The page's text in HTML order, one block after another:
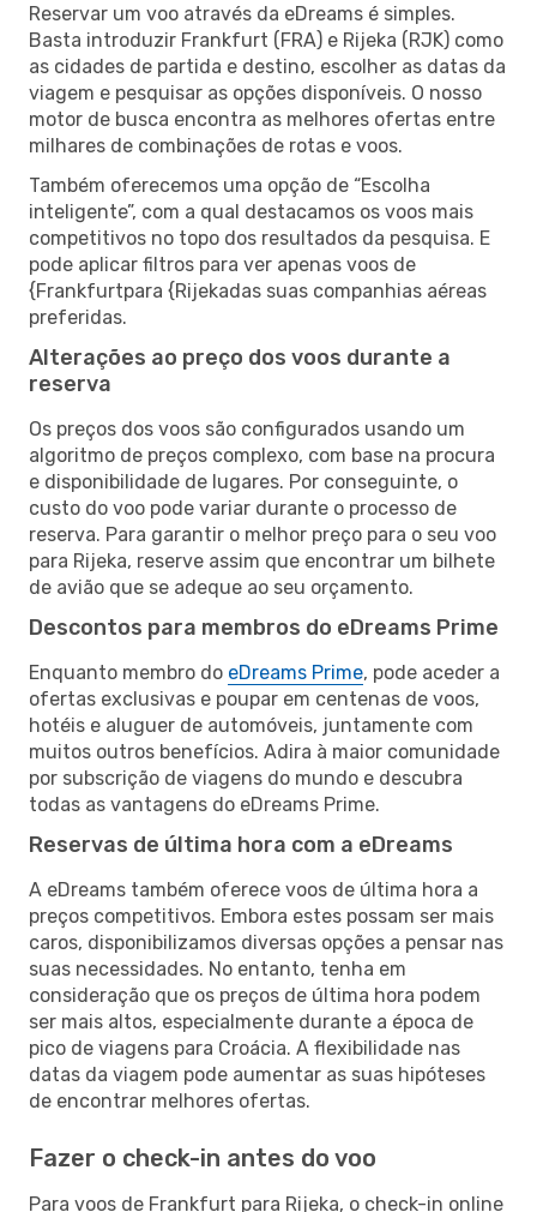
Reservar um voo através da eDreams é simples.
Basta introduzir Frankfurt (FRA) e Rijeka (RJK) como
as cidades de partida e destino, escolher as datas da
viagem e pesquisar as opções disponíveis. O nosso
motor de busca encontra as melhores ofertas entre
milhares de combinações de rotas e voos.
Também oferecemos uma opção de “Escolha
inteligente”, com a qual destacamos os voos mais
competitivos no topo dos resultados da pesquisa. E
pode aplicar filtros para ver apenas voos de
{Frankfurtpara {Rijekadas suas companhias aéreas
preferidas.
Alterações ao preço dos voos durante a
reserva
Os preços dos voos são configurados usando um
algoritmo de preços complexo, com base na procura
e disponibilidade de lugares. Por conseguinte, o
custo do voo pode variar durante o processo de
reserva. Para garantir o melhor preço para o seu voo
para Rijeka, reserve assim que encontrar um bilhete
de avião que se adeque ao seu orçamento.
Descontos para membros do eDreams Prime
Enquanto membro do eDreams Prime, pode aceder a
ofertas exclusivas e poupar em centenas de voos,
hotéis e aluguer de automóveis, juntamente com
muitos outros benefícios. Adira à maior comunidade
por subscrição de viagens do mundo e descubra
todas as vantagens do eDreams Prime.
Reservas de última hora com a eDreams
A eDreams também oferece voos de última hora a
preços competitivos. Embora estes possam ser mais
caros, disponibilizamos diversas opções a pensar nas
suas necessidades. No entanto, tenha em
consideração que os preços de última hora podem
ser mais altos, especialmente durante a época de
pico de viagens para Croácia. A flexibilidade nas
datas da viagem pode aumentar as suas hipóteses
de encontrar melhores ofertas.
Fazer o check-in antes do voo
Para voos de Frankfurt para Rijeka, o check-in online